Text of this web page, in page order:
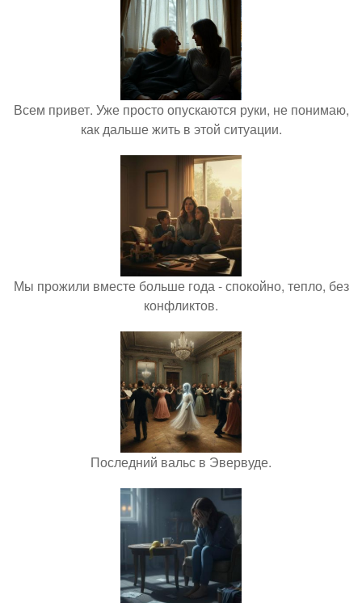
Всем привет. Уже просто опускаются руки, не понимаю,
как дальше жить в этой ситуации.
Мы прожили вместе больше года - спокойно, тепло, без
конфликтов.
Последний вальс в Эвервуде.